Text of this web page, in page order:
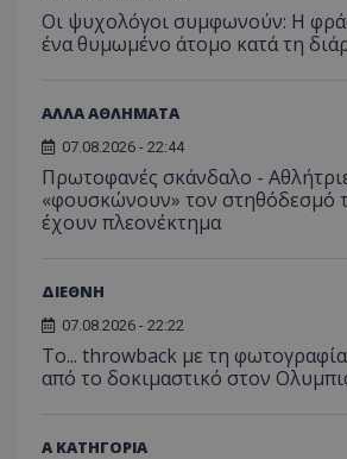
Οι ψυχολόγοι συμφωνούν: Η
ένα θυμωμένο άτομο κατά τη
ΑΛΛΑ ΑΘΛΗΜΑΤΑ
07.08.2026 - 22:44
Πρωτοφανές σκάνδαλο -
«φουσκώνουν» τον στηθόδεσμό
έχουν πλεονέκτημα
ΔΙΕΘΝΗ
07.08.2026 - 22:22
Το... throwback με τη
από το δοκιμαστικό στον
Α ΚΑΤΗΓΟΡΙΑ